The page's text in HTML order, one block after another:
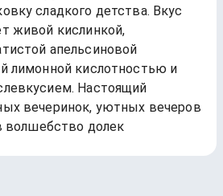
сладкого детства. Вкус
живой кислинкой,
апельсиновой
лимонной кислотностью и
Настоящий
вечеринок, уютных вечеров
волшебство долек